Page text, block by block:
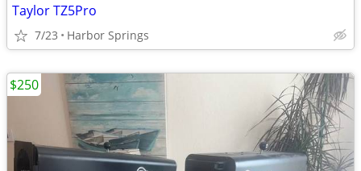
Taylor TZ5Pro
7/23 Harbor Springs
$250